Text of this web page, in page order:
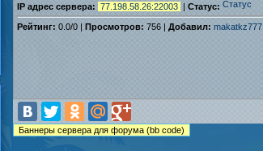
IP адрес сервера: 77.198.58.26:22003 | Статус:
Рейтинг: 0.0/0 Просмотров: 756 | Добавил: makatkz777